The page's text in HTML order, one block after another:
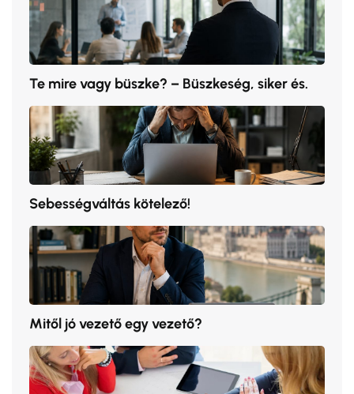
Te mire vagy büszke? – Büszkeség, siker és.
Sebességváltás kötelező!
Mitől jó vezető egy vezető?